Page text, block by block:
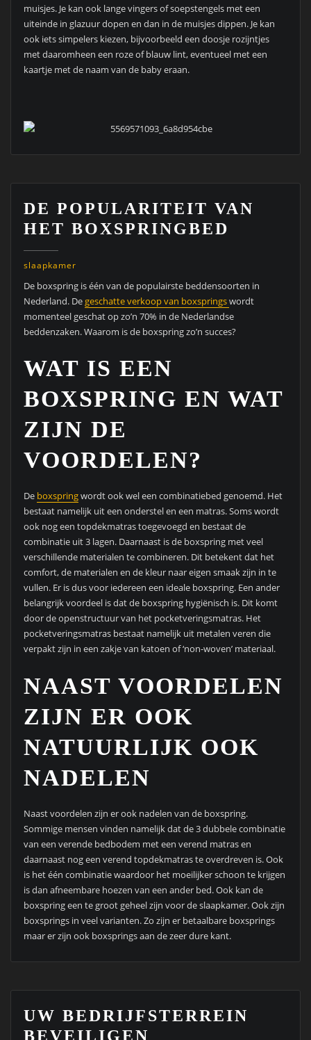
muisjes. Je kan ook lange vingers of soepstengels met een
uiteinde in glazuur dopen en dan in de muisjes dippen. Je kan
ook iets simpelers kiezen, bijvoorbeeld een doosje rozijntjes
met daaromheen een roze of blauw lint, eventueel met een
kaartje met de naam van de baby eraan.
DE POPULARITEIT VAN
HET BOXSPRINGBED
slaapkamer
De boxspring is één van de populairste beddensoorten in
Nederland. Degeschatte verkoop van boxspringswordt
momenteel geschat op zo’n 70% in de Nederlandse
beddenzaken. Waarom is de boxspring zo’n succes?
WAT IS EEN
BOXSPRING EN WAT
ZIJN DE
VOORDELEN?
De boxspringwordt ook wel een combinatiebed genoemd. Het
bestaat namelijk uit een onderstel en een matras. Soms wordt
ook nog een topdekmatras toegevoegd en bestaat de
combinatie uit 3 lagen. Daarnaast is de boxspring met veel
verschillende materialen te combineren. Dit betekent dat het
comfort, de materialen en de kleur naar eigen smaak zijn in te
vullen. Er is dus voor iedereen een ideale boxspring. Een ander
belangrijk voordeel is dat de boxspring hygiënisch is. Dit komt
door de openstructuur van het pocketveringsmatras. Het
pocketveringsmatras bestaat namelijk uit metalen veren die
verpakt zijn in een zakje van katoen of ‘non-woven’ materiaal.
NAAST VOORDELEN
ZIJN ER OOK
NATUURLIJK OOK
NADELEN
Naast voordelen zijn er ook nadelen van de boxspring.
Sommige mensen vinden namelijk dat de 3 dubbele combinatie
van een verende bedbodem met een verend matras en
daarnaast nog een verend topdekmatras te overdreven is. Ook
is het één combinatie waardoor het moeilijker schoon te krijgen
is dan afneembare hoezen van een ander bed. Ook kan de
boxspring een te groot geheel zijn voor de slaapkamer. Ook zijn
boxsprings in veel varianten. Zo zijn er betaalbare boxsprings
maar er zijn ook boxsprings aan de zeer dure kant.
UW BEDRIJFSTERREIN
BEVEILIGEN